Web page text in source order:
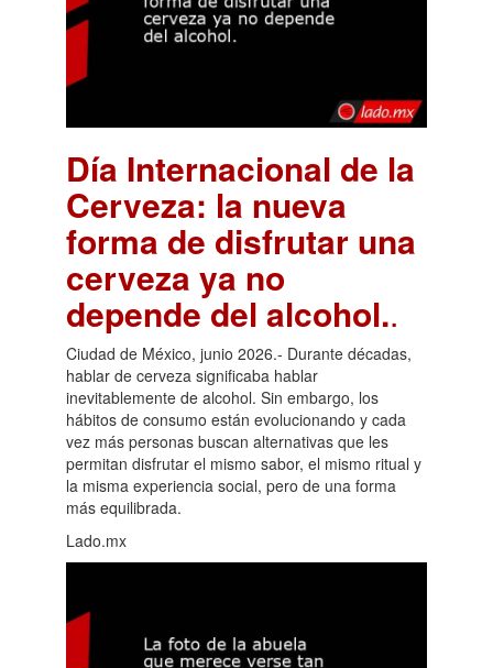
Día Internacional de la
Cerveza: la nueva
forma de disfrutar una
cerveza ya no
depende del alcohol..
Ciudad de México, junio 2026.- Durante décadas,
hablar de cerveza significaba hablar
inevitablemente de alcohol. Sin embargo, los
hábitos de consumo están evolucionando y cada
vez más personas buscan alternativas que les
permitan disfrutar el mismo sabor, el mismo ritual y
la misma experiencia social, pero de una forma
más equilibrada.
Lado.mx